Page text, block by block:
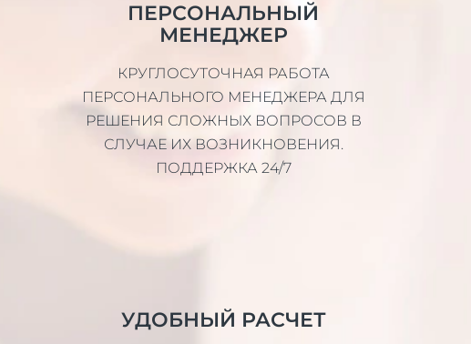
ПЕРСОНАЛЬНЫЙ
МЕНЕДЖЕР
КРУГЛОСУТОЧНАЯ РАБОТА
ПЕРСОНАЛЬНОГО МЕНЕДЖЕРА ДЛЯ
РЕШЕНИЯ СЛОЖНЫХ ВОПРОСОВ В
СЛУЧАЕ ИХ ВОЗНИКНОВЕНИЯ.
ПОДДЕРЖКА 24/7
УДОБНЫЙ РАСЧЕТ